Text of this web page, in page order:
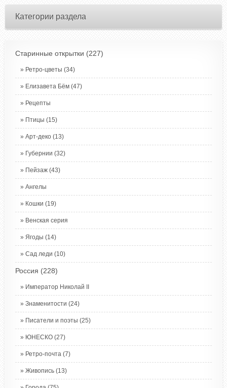
Категории раздела
Старинные открытки (227)
Ретро-цветы (34)
Елизавета Бём (47)
Рецепты
Птицы (15)
Арт-деко (13)
Губернии (32)
Пейзаж (43)
Ангелы
Кошки (19)
Венская серия
Ягоды (14)
Сад леди (10)
Россия (228)
Император Николай II
Знаменитости (24)
Писатели и поэты (25)
ЮНЕСКО (27)
Ретро-почта (7)
Живопись (13)